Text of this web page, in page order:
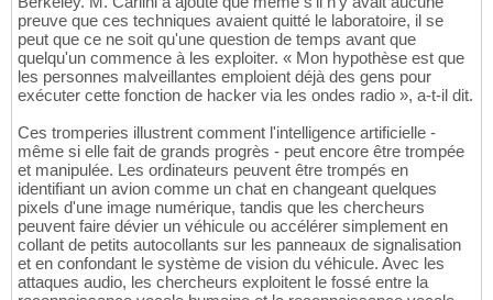
preuve que ces techniques avaient quitté le laboratoire, il se
peut que ce ne soit qu'une question de temps avant que
quelqu'un commence à les exploiter. « Mon hypothèse est que
les personnes malveillantes emploient déjà des gens pour
exécuter cette fonction de hacker via les ondes radio », a-t-il dit.
Ces tromperies illustrent comment l'intelligence artificielle -
même si elle fait de grands progrès - peut encore être trompée
et manipulée. Les ordinateurs peuvent être trompés en
identifiant un avion comme un chat en changeant quelques
pixels d'une image numérique, tandis que les chercheurs
peuvent faire dévier un véhicule ou accélérer simplement en
collant de petits autocollants sur les panneaux de signalisation
et en confondant le système de vision du véhicule. Avec les
attaques audio, les chercheurs exploitent le fossé entre la